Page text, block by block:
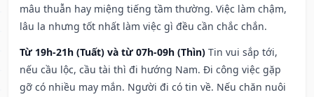
mâu thuẫn hay miệng tiếng tầm thường. Việc làm chậm,
lâu la nhưng tốt nhất làm việc gì đều cần chắc chắn.
Từ 19h-21h (Tuất) và từ 07h-09h (Thìn) Tin vui sắp tới,
nếu cầu lộc, cầu tài thì đi hướng Nam. Đi công việc gặp
gỡ có nhiều may mắn. Người đi có tin về. Nếu chăn nuôi